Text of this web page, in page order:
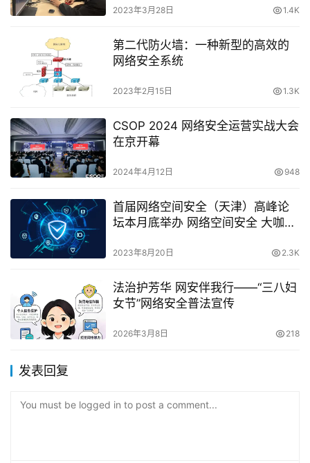
2023年3月28日 1.4K
第二代防火墙：一种新型的高效的
网络安全系统
2023年2月15日 1.3K
CSOP 2024 网络安全运营实战大会
在京开幕
2024年4月12日 948
首届网络空间安全（天津）高峰论
坛本月底举办 网络空间安全 大咖津
2023年8月20日 2.3K
法治护芳华 网安伴我行——“三八妇
女节”网络安全普法宣传
2026年3月8日 218
发表回复
You must be logged in to post a comment...